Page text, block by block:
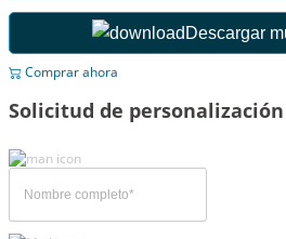
Descargar
Comprar ahora
Solicitud de personalización